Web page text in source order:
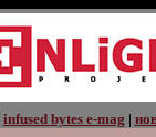
infused bytes e-mag |